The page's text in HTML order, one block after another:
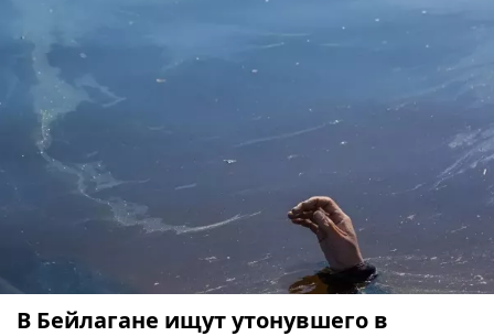
В Бейлагане ищут утонувшего в